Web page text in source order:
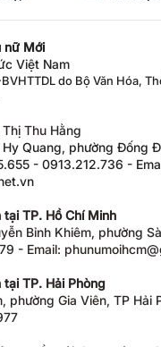
nữ Mới
Việt Nam
do Bộ Văn Hóa,
Thị Thu Hằng
Quang, phường Đống
- 0913.212.736 -
TP. Hồ Chí Minh
Bỉnh Khiêm, phường
- Email:
TP. Hải Phòng
phường Gia Viên, TP Hải